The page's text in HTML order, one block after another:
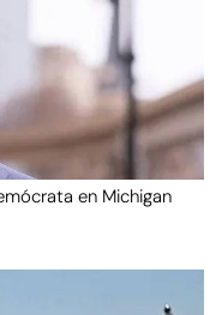
en Michigan